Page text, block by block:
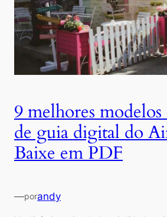
9 melhores
de guia digital do
Baixe em PDF
—porandy